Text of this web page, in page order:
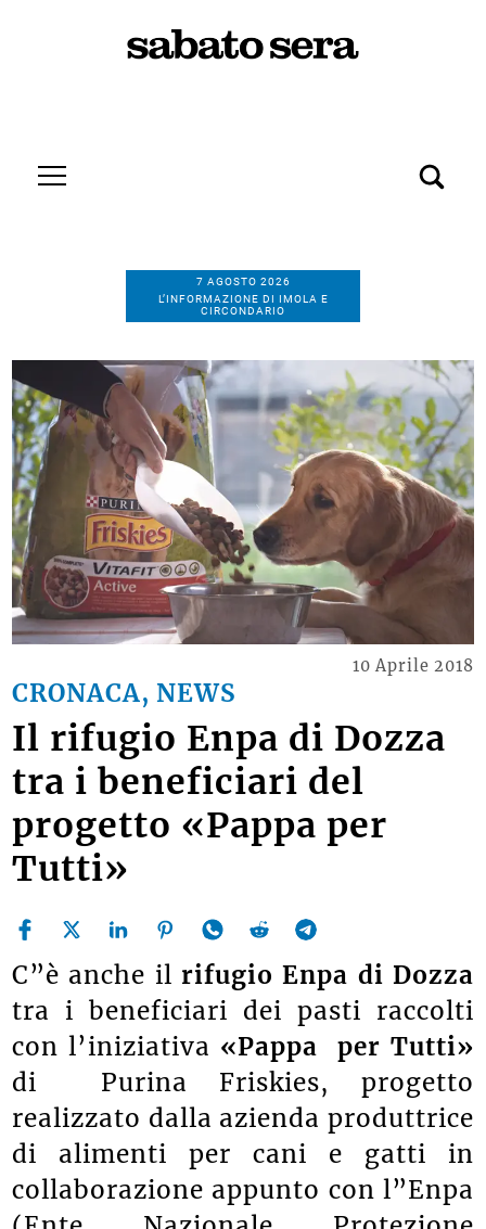
7 AGOSTO 2026
L’INFORMAZIONE DI IMOLA E
CIRCONDARIO
CRONACA, NEWS
Il rifugio Enpa di Dozza
tra i beneficiari del
progetto «Pappa per
Tutti»
C”è anche il rifugio Enpa di Dozza
tra i beneficiari dei pasti raccolti
con l’iniziativa«Pappa per Tutti»
di Purina Friskies, progetto
realizzato dalla azienda produttrice
di alimenti per cani e gatti in
collaborazione appunto con l”Enpa